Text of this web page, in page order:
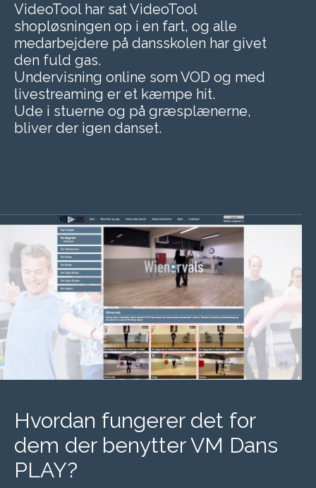
VideoTool har sat VideoTool
shopløsningen op i en fart, og alle
medarbejdere på dansskolen har givet
den fuld gas.
Undervisning online som VOD og med
livestreaming er et kæmpe hit.
Ude i stuerne og på græsplænerne,
bliver der igen danset.
Hvordan fungerer det for
dem der benytter VM Dans
PLAY?